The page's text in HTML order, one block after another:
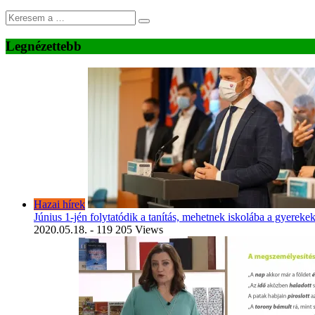
Legnézettebb
Hazai hírek
Június 1-jén folytatódik a tanítás, mehetnek iskolába a gyerekek
2020.05.18. - 119 205 Views